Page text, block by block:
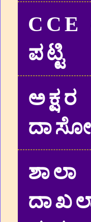
CCE
ಪಟ್ಟಿ
ಅಕ್ಷರ
ಶಾಲಾ